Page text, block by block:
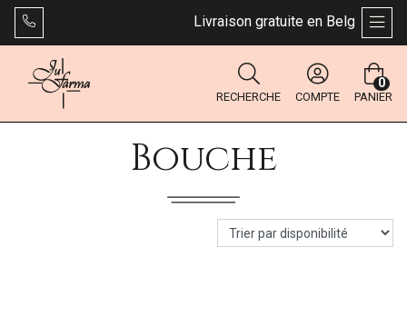
Livraison gratuite en Belgique
RECHERCHE COMPTE PANIER
0
Bouche